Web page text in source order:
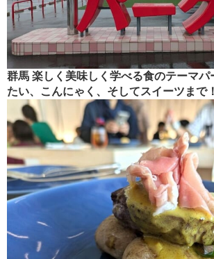
群馬 楽しく美味しく学べる食のテーマパ
たい、こんにゃく、そしてスイーツまで！